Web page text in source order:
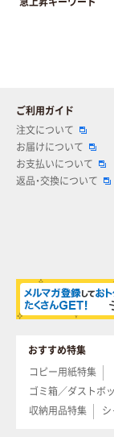
ご利用ガイド
注文について
お届けについて
お支払いについて
返品・交換について
おすすめ特集
コピー用紙特集
ゴミ箱／ダストボ
収納用品特集
シ